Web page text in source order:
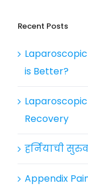
Recent Posts
is Better?
Recovery
हर्नियाची
Appendix